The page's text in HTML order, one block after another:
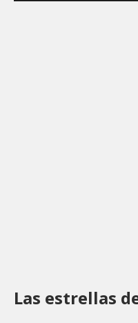
Las estrellas